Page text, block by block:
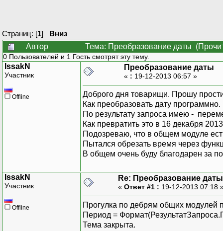
Страниц: [1] Вниз
Автор
Тема: Преобразование даты
0 Пользователей и 1 Гость смотрят эту тему.
IssakN
Участник
Offline
Преобразование даты
« : 19-12-2013 06:57 »
Доброго дня товарищи. Прошу
Как преобразовать дату программно.
По результату запроса имею -
Как превратить это в 16 декабря
Подозреваю, что в общем модуле
Пытался обрезать время через
В общем очень буду благодарен за
IssakN
Участник
Offline
Re: Преобразование даты
« Ответ #1 : 19-12-2013 07:18
Прогулка по дебрям общих модулей
Период =
Тема закрыта.